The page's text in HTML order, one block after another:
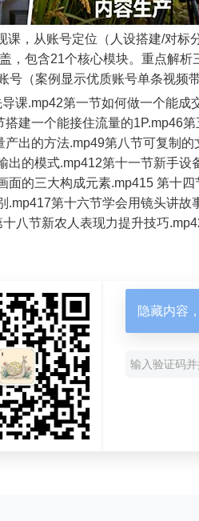
课，从账号定位（人设搭建/对
，包含21个核心模块。重点解
号（案例显示优质账号单条视频
课.mp42第一节如何做一个能
搭建一个能接住流量的1P.mp46
产出的方法.mp49第八节可复制
出的模式.mp412第十一节新手
面的三大构成元素.mp415 第十
.mp417第十六节学会用镜头讲
八节新农人表现力提升技巧
隐藏内容